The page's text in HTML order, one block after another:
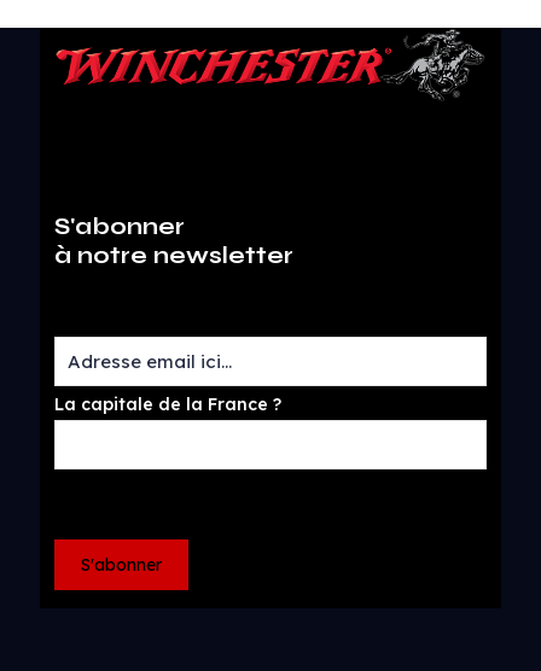
S'abonner
à notre newsletter
La capitale de la France ?